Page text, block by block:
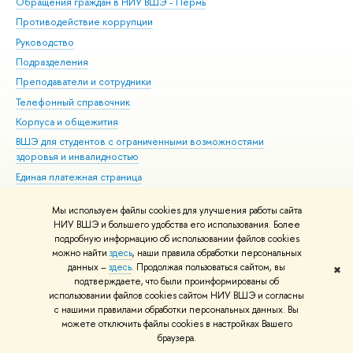
Мы используем файлы cookies для улучшения работы сайта
НИУ ВШЭ и большего удобства его использования. Более
подробную информацию об использовании файлов cookies
можно найти здесь, наши правила обработки персональных
данных –здесь. Продолжая пользоваться сайтом, вы
подтверждаете, что были проинформированы об
использовании файлов cookies сайтом НИУ ВШЭ и согласны
с нашими правилами обработки персональных данных. Вы
можете отключить файлы cookies в настройках Вашего
браузера.
✖
Противодействие коррупции
Руководство
Подразделения
Преподаватели и сотрудники
Телефонный справочник
Корпуса и общежития
ВШЭ для студентов с ограниченными возможностями
здоровья и инвалидностью
Единая платежная страница
Редактору
© НИУ ВШЭ 1993–2026 Условия использования материалов
и контакты Карта сайта
Шрифты HSE Sans и HSE Slab разработаны вШколе дизайна НИУ ВШЭ